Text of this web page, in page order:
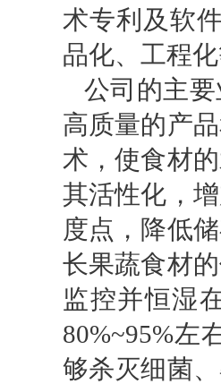
术专利及软
品化、工程
公司的主
高质量的产
术，使食材
其活性化，
度点，降低
长果蔬食材
监控并恒湿
80%~95%左
够杀灭细菌